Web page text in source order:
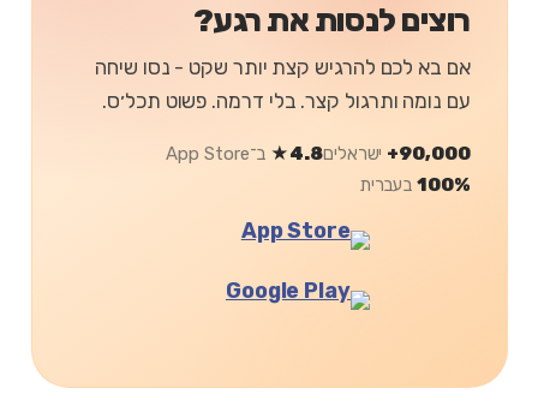
רוצים לנסות את רגע?
אם בא לכם להרגיש קצת יותר שקט - נסו שיחה
עם נומה ותרגול קצר. בלי דרמה. פשוט תכל׳ס.
90,000+ ישראלים4.8★
ב־App Store
100%בעברית